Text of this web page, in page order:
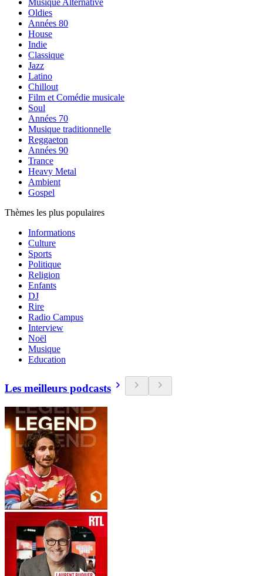
Musique Alternative
Oldies
Années 80
House
Indie
Classique
Jazz
Latino
Chillout
Film et Comédie musicale
Soul
Années 70
Musique traditionnelle
Reggaeton
Années 90
Trance
Heavy Metal
Ambient
Gospel
Thèmes les plus populaires
Informations
Culture
Sports
Politique
Religion
Enfants
DJ
Rire
Radio Campus
Interview
Noël
Musique
Education
Les meilleurs podcasts